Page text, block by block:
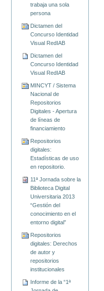
trabaja una sola
Dictamen del
Concurso Identidad
Visual RedIAB
Dictamen del
Concurso Identidad
Visual RedIAB
MINCYT / Sistema
Nacional de
Repositorios
Digitales - Apertura
de líneas de
financiamiento
Repositorios
digitales:
Estadísticas de uso
en repositorio.
11ª Jornada sobre la
Biblioteca Digital
Universitaria 2013
“Gestión del
conocimiento en el
entorno digital”
Repositorios
digitales: Derechos
de autor y
repositorios
institucionales
Informe de la “1ª